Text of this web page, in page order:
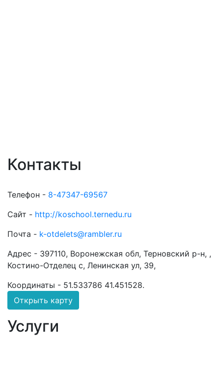
Контакты
Телефон - 8-47347-69567
Сайт - http://koschool.ternedu.ru
Почта - k-otdelets@rambler.ru
Адрес - 397110, Воронежская обл, Терновский р-н, ,
Костино-Отделец с, Ленинская ул, 39,
Координаты - 51.533786 41.451528.
Открыть карту
Услуги